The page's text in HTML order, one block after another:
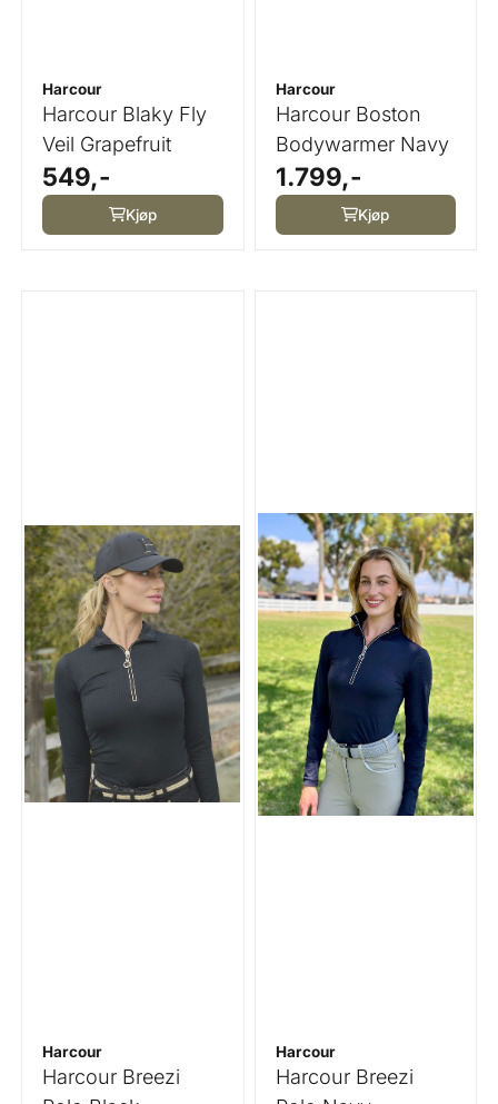
Harcour
Harcour Blaky Fly
Veil Grapefruit
549,-
Kjøp
Harcour
Harcour Boston
Bodywarmer Navy
1.799,-
Kjøp
Harcour
Harcour Breezi
Harcour
Harcour Breezi